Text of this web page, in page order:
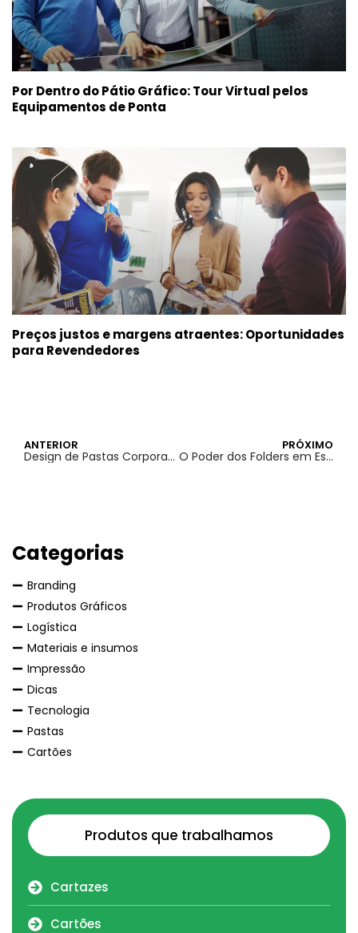
Por Dentro do Pátio Gráfico: Tour Virtual pelos
Equipamentos de Ponta
Preços justos e margens atraentes: Oportunidades
para Revendedores
ANTERIOR
Design de Pastas Corporativas: Como Reforçar a Marca dos seus Clientes
PRÓXIMO
O Poder dos Folders em Estratégias de Lançamento de Produto
Categorias
Branding
Produtos Gráficos
Logística
Materiais e insumos
Impressão
Dicas
Tecnologia
Pastas
Cartões
Produtos que trabalhamos
Cartazes
Cartões